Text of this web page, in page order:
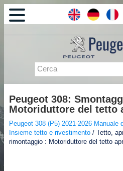
Peugeot 308:
Motoriduttore del tetto
Peugeot 308 (P5) 2021-2026 Manuale
Insieme tetto e rivestimento / Tetto,
rimontaggio : Motoriduttore del tetto